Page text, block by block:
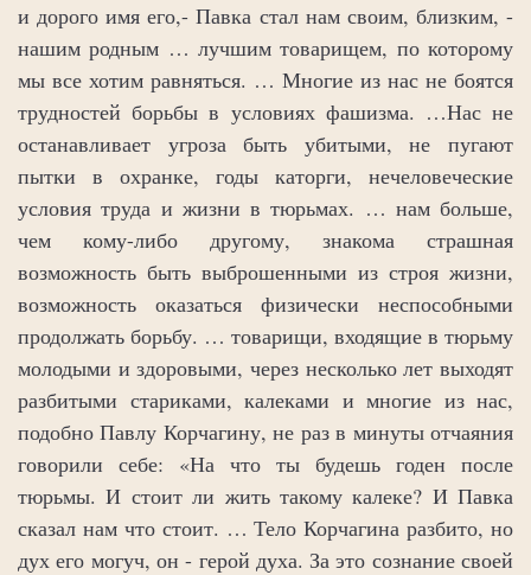
и дорого имя его,- Павка стал нам своим, близким, -
нашим родным … лучшим товарищем, по которому
мы все хотим равняться. … Многие из нас не боятся
трудностей борьбы в условиях фашизма. …Нас не
останавливает угроза быть убитыми, не пугают
пытки в охранке, годы каторги, нечеловеческие
условия труда и жизни в тюрьмах. … нам больше,
чем кому-либо другому, знакома страшная
возможность быть выброшенными из строя жизни,
возможность оказаться физически неспособными
продолжать борьбу. … товарищи, входящие в тюрьму
молодыми и здоровыми, через несколько лет выходят
разбитыми стариками, калеками и многие из нас,
подобно Павлу Корчагину, не раз в минуты отчаяния
говорили себе: «На что ты будешь годен после
тюрьмы. И стоит ли жить такому калеке? И Павка
сказал нам что стоит. … Тело Корчагина разбито, но
дух его могуч, он - герой духа. За это сознание своей